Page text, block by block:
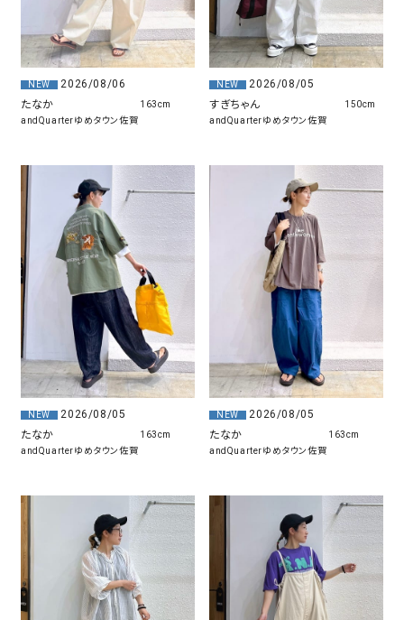
NEW
2026/08/06
たなか
andQuarterゆめタウン佐賀
163cm
NEW
2026/08/05
すぎちゃん
andQuarterゆめタウン佐賀
150cm
NEW
2026/08/05
たなか
andQuarterゆめタウン佐賀
163cm
NEW
2026/08/05
たなか
andQuarterゆめタウン佐賀
163cm